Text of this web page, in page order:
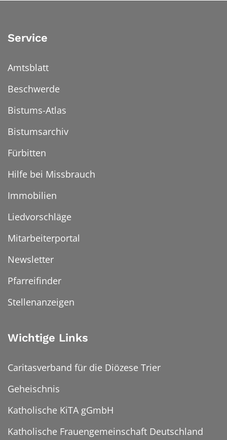
Service
Amtsblatt
Beschwerde
Bistums-Atlas
Bistumsarchiv
Fürbitten
Hilfe bei Missbrauch
Immobilien
Liedvorschläge
Mitarbeiterportal
Newsletter
Pfarreifinder
Stellenanzeigen
Wichtige Links
Caritasverband für die Diözese Trier
Geheischnis
Katholische KiTA gGmbH
Katholische Frauengemeinschaft Deutschland